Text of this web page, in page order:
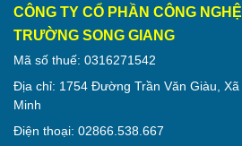
CÔNG TY CỔ PHẦN CÔNG
TRƯỜNG SONG GIANG
Mã số thuế: 0316271542
Địa chỉ: 1754 Đường Trần Văn Giàu,
Minh
Điện thoại: 02866.538.667